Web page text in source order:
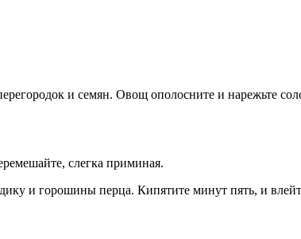
и семян. Овощ ополосните и нарежьте
слегка приминая.
и горошины перца. Кипятите минут пять, и